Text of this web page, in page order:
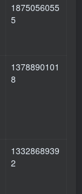
1875056055
5
1378890101
8
1332868939
2